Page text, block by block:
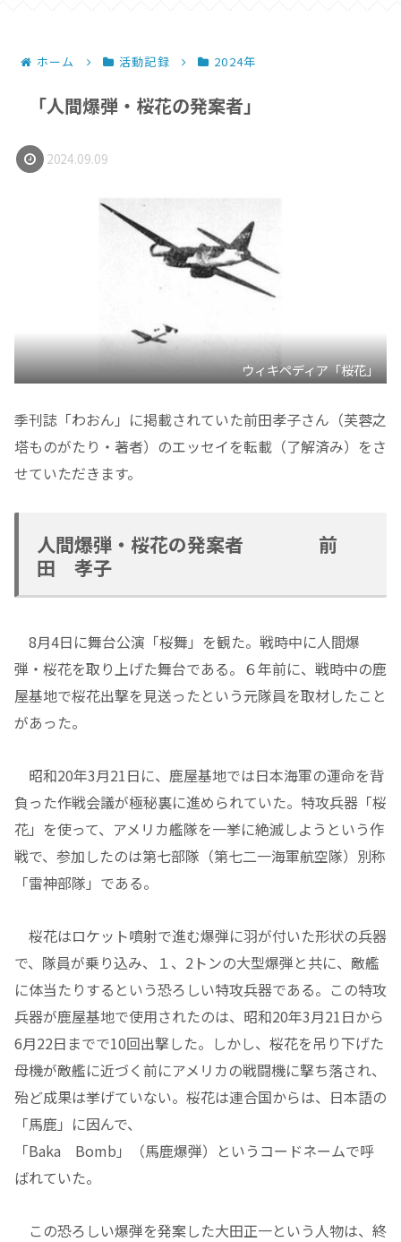
ホーム 活動記録 2024年
「人間爆弾・桜花の発案者」
2024.09.09
ウィキペディア「桜花」
季刊誌「わおん」に掲載されていた前田孝子さん（芙蓉之
塔ものがたり・著者）のエッセイを転載（了解済み）をさ
せていただきます。
人間爆弾・桜花の発案者 前
田 孝子
8月4日に舞台公演「桜舞」を観た。戦時中に人間爆
弾・桜花を取り上げた舞台である。６年前に、戦時中の鹿
屋基地で桜花出撃を見送ったという元隊員を取材したこと
があった。
昭和20年3月21日に、鹿屋基地では日本海軍の運命を背
負った作戦会議が極秘裏に進められていた。特攻兵器「桜
花」を使って、アメリカ艦隊を一挙に絶滅しようという作
戦で、参加したのは第七部隊（第七二一海軍航空隊）別称
「雷神部隊」である。
桜花はロケット噴射で進む爆弾に羽が付いた形状の兵器
で、隊員が乗り込み、１、2トンの大型爆弾と共に、敵艦
に体当たりするという恐ろしい特攻兵器である。この特攻
兵器が鹿屋基地で使用されたのは、昭和20年3月21日から
6月22日までで10回出撃した。しかし、桜花を吊り下げた
母機が敵艦に近づく前にアメリカの戦闘機に撃ち落され、
殆ど成果は挙げていない。桜花は連合国からは、日本語の
「馬鹿」に因んで、
「Baka Bomb」（馬鹿爆弾）というコードネームで呼
ばれていた。
この恐ろしい爆弾を発案した大田正一という人物は、終